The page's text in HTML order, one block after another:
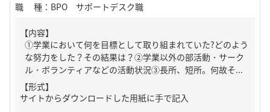
職種 ： BPO サポートデスク職
【内容】
①学業において何を目標として取り組まれていた?どのよう
な努力をした？その結果は？②学業以外の部活動・サーク
ル・ボランティアなどの活動状況③長所、短所。何故そ...
【形式】
サイトからダウンロードした用紙に手で記入